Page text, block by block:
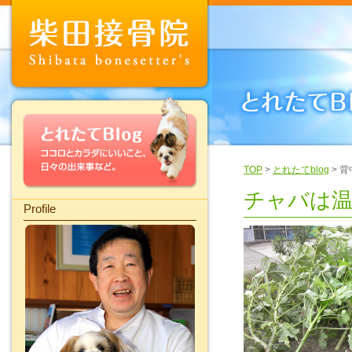
Profile
TOP > とれたてblog > 背
チャバは